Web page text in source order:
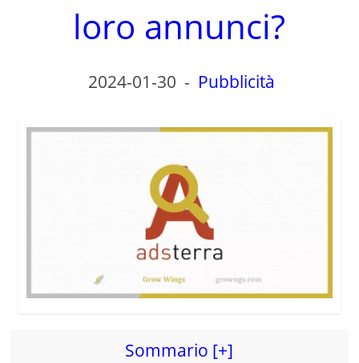
loro annunci?
2024-01-30 - Pubblicità
Sommario [+]